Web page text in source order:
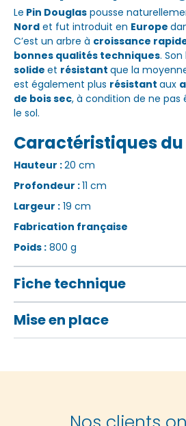
Le Pin Douglas pousse
Nord et fut introduit en Europe
C’est un arbre à croissance
bonnes qualités techniques.
solide et résistant que la
est également plus résistant aux
de bois sec, à condition de ne
le sol.
Caractéristiques
Hauteur :20 cm
Profondeur :11 cm
Largeur : 19 cm
Fabrication française
Poids : 800 g
Fiche technique
Mise en place